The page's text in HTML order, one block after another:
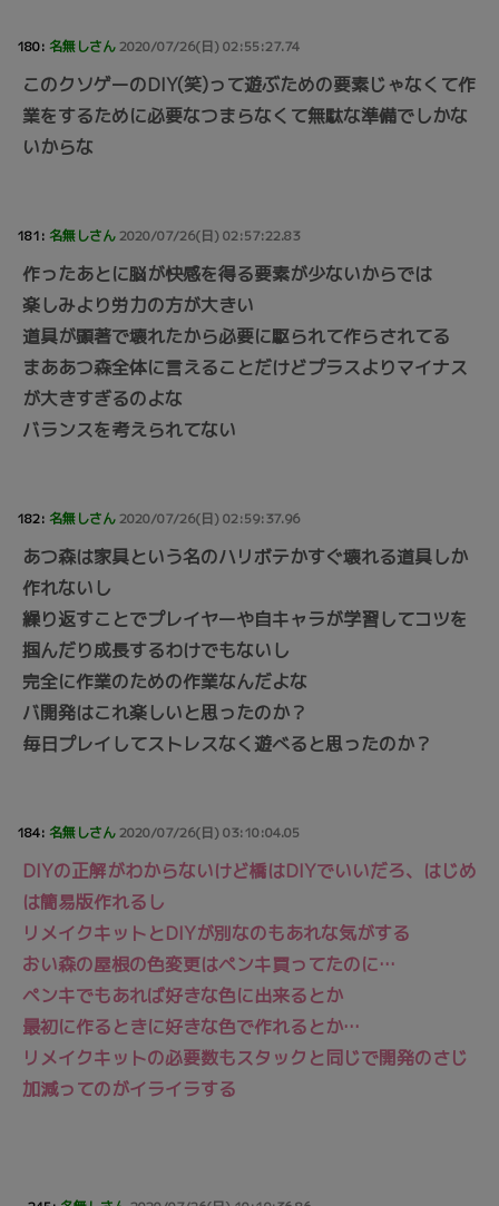
180: 名無しさん2020/07/26(日) 02:55:27.74
このクソゲーのDIY(笑)って遊ぶための要素じゃなくて作
業をするために必要なつまらなくて無駄な準備でしかな
いからな
181: 名無しさん2020/07/26(日) 02:57:22.83
作ったあとに脳が快感を得る要素が少ないからでは
楽しみより労力の方が大きい
道具が顕著で壊れたから必要に駆られて作らされてる
まああつ森全体に言えることだけどプラスよりマイナス
が大きすぎるのよな
バランスを考えられてない
182: 名無しさん2020/07/26(日) 02:59:37.96
あつ森は家具という名のハリボテかすぐ壊れる道具しか
作れないし
繰り返すことでプレイヤーや自キャラが学習してコツを
掴んだり成長するわけでもないし
完全に作業のための作業なんだよな
バ開発はこれ楽しいと思ったのか？
毎日プレイしてストレスなく遊べると思ったのか？
184: 名無しさん2020/07/26(日) 03:10:04.05
DIYの正解がわからないけど橋はDIYでいいだろ、はじめ
は簡易版作れるし
リメイクキットとDIYが別なのもあれな気がする
おい森の屋根の色変更はペンキ買ってたのに…
ペンキでもあれば好きな色に出来るとか
最初に作るときに好きな色で作れるとか…
リメイクキットの必要数もスタックと同じで開発のさじ
加減ってのがイライラする